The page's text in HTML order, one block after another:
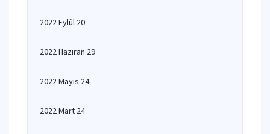
2022 Eylül 20
2022 Haziran 29
2022 Mayıs 24
2022 Mart 24